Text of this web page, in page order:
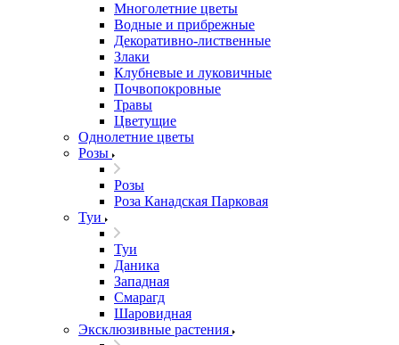
Многолетние цветы
Водные и прибрежные
Декоративно-лиственные
Злаки
Клубневые и луковичные
Почвопокровные
Травы
Цветущие
Однолетние цветы
Розы
Розы
Роза Канадская Парковая
Туи
Туи
Даника
Западная
Смарагд
Шаровидная
Эксклюзивные растения